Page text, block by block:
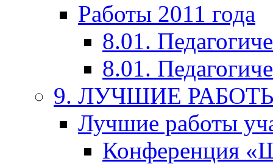
Работы 2011 года
8.01.
8.01.
9. ЛУЧШИЕ
Лучшие работы
Конференция